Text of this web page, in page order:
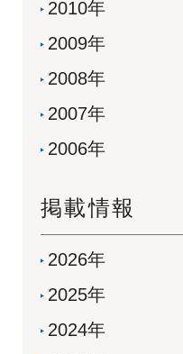
2010年
2009年
2008年
2007年
2006年
掲載情報
2026年
2025年
2024年